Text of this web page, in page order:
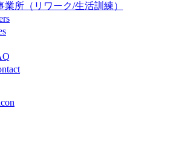
業所（リワーク/生活訓練）